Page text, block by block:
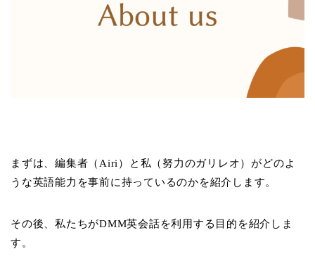
まずは、編集者（Airi）と私（努力のガリレオ）がどのよ
うな英語能力を事前に持っているのかを紹介します。
その後、私たちがDMM英会話を利用する目的を紹介しま
す。